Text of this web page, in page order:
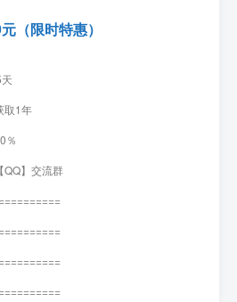
（限时特惠）
取1年
％
QQ】交流群